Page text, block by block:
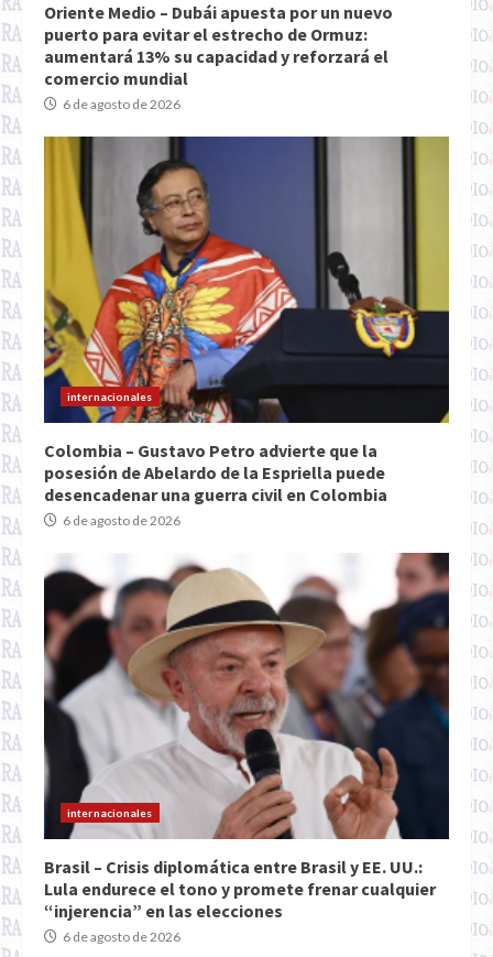
Oriente Medio – Dubái apuesta por un nuevo
puerto para evitar el estrecho de Ormuz:
aumentará 13% su capacidad y reforzará el
comercio mundial
6 de agosto de 2026
internacionales
Colombia – Gustavo Petro advierte que la
posesión de Abelardo de la Espriella puede
desencadenar una guerra civil en Colombia
6 de agosto de 2026
internacionales
Brasil – Crisis diplomática entre Brasil y EE. UU.:
Lula endurece el tono y promete frenar cualquier
“injerencia” en las elecciones
6 de agosto de 2026